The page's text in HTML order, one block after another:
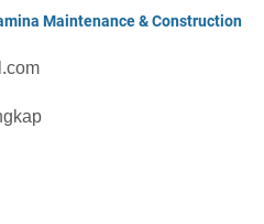
Maintenance & Construction